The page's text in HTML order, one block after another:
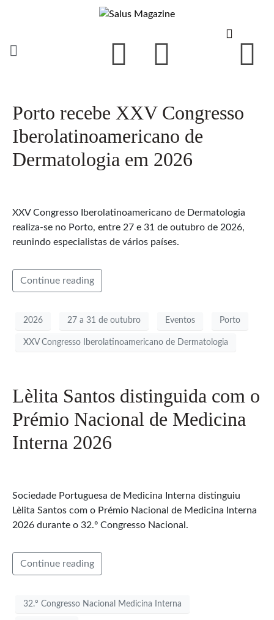
Porto recebe XXV Congresso
Iberolatinoamericano de
Dermatologia em 2026
XXV Congresso Iberolatinoamericano de Dermatologia
realiza-se no Porto, entre 27 e 31 de outubro de 2026,
reunindo especialistas de vários países.
Continue reading
2026 27 a 31 de outubro Eventos Porto
XXV Congresso Iberolatinoamericano de Dermatologia
Lèlita Santos distinguida com o
Prémio Nacional de Medicina
Interna 2026
Sociedade Portuguesa de Medicina Interna distinguiu
Lèlita Santos com o Prémio Nacional de Medicina Interna
2026 durante o 32.º Congresso Nacional.
Continue reading
32.º Congresso Nacional Medicina Interna